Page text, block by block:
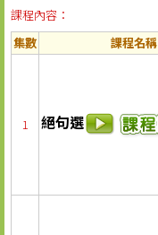
課程內容：
集數
課程名稱
1 絕句選